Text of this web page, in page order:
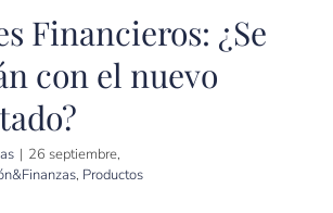
Financieros: ¿Se
con el nuevo
| 26 septiembre,
, Productos